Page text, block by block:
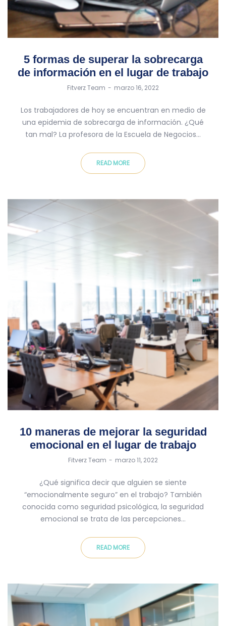
5 formas de superar la sobrecarga
de información en el lugar de trabajo
by
Fitverz Team marzo 16, 2022
Los trabajadores de hoy se encuentran en medio de
una epidemia de sobrecarga de información. ¿Qué
tan mal? La profesora de la Escuela de Negocios…
READ MORE
10 maneras de mejorar la seguridad
emocional en el lugar de trabajo
by
Fitverz Team marzo 11, 2022
¿Qué significa decir que alguien se siente
“emocionalmente seguro” en el trabajo? También
conocida como seguridad psicológica, la seguridad
emocional se trata de las percepciones…
READ MORE